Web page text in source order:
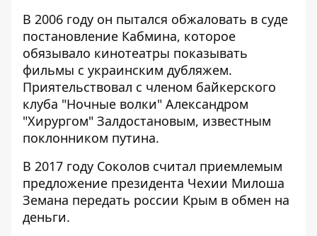
В 2006 году он пытался обжаловать в суде
постановление Кабмина, которое
обязывало кинотеатры показывать
фильмы с украинским дубляжем.
Приятельствовал с членом байкерского
клуба "Ночные волки" Александром
"Хирургом" Залдостановым, известным
поклонником путина.
В 2017 году Соколов считал приемлемым
предложение президента Чехии Милоша
Земана передать россии Крым в обмен на
деньги.